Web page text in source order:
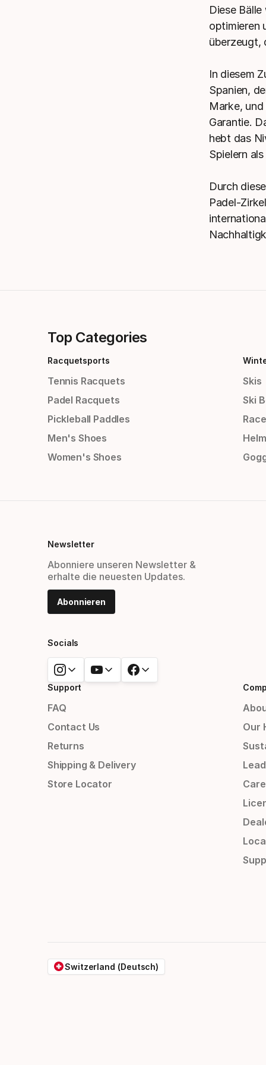
Diese
optimieren
überzeugt,
In diesem
Spanien,
Marke,
Garantie.
hebt das
Spielern
Durch
Padel-
Top Categories
Racquetsports
Tennis Racquets
Padel Racquets
Pickleball Paddles
Men's Shoes
Women's Shoes
Skis
Ski
Newsletter
Abonniere unseren Newsletter &
erhalte die neuesten Updates.
Abonnieren
Socials
Support
FAQ
Contact Us
Returns
Shipping & Delivery
Store Locator
Our
Switzerland (Deutsch)